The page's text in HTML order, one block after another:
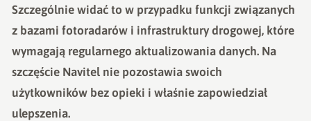
Szczególnie widać to w przypadku funkcji związanych
z bazami fotoradarów i infrastruktury drogowej, które
wymagają regularnego aktualizowania danych. Na
szczęście Navitel nie pozostawia swoich
użytkowników bez opieki i właśnie zapowiedział
ulepszenia.